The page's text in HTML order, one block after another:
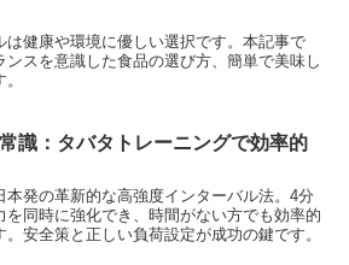
は健康や環境に優しい選択です。本記事で
ンスを意識した食品の選び方、簡単で美味し
識：タバタトレーニングで効率的
本発の革新的な高強度インターバル法。4分
を同時に強化でき、時間がない方でも効率的
安全策と正しい負荷設定が成功の鍵です。